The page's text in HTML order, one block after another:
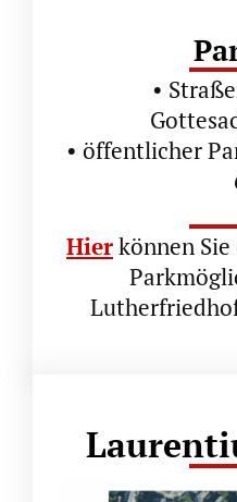
•
• öffentlicher
Hierkönnen